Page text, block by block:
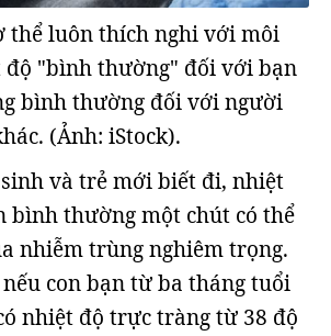
thể luôn thích nghi với môi
"bình thường" đối với bạn
bình thường đối với người
(Ảnh: iStock).
và trẻ mới biết đi, nhiệt
bình thường một chút có thể
nhiễm trùng nghiêm trọng.
nếu con bạn từ ba tháng tuổi
nhiệt độ trực tràng từ 38 độ